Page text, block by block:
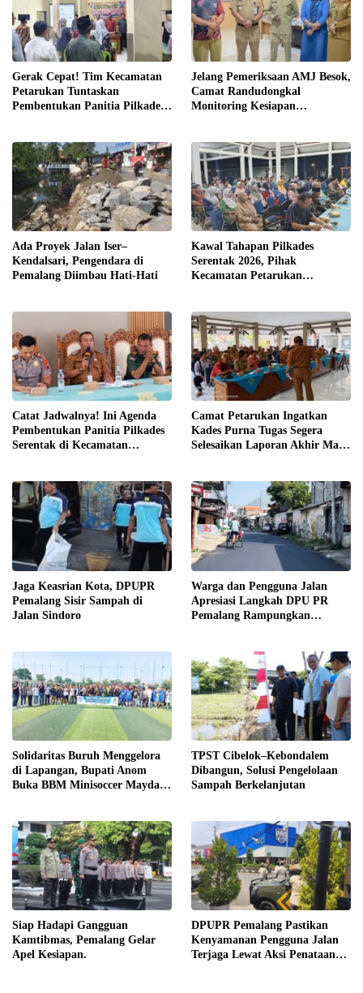
Gerak Cepat! Tim Kecamatan
Petarukan Tuntaskan
Pembentukan Panitia Pilkades
Jelang Pemeriksaan AMJ Besok,
Camat Randudongkal
Monitoring Kesiapan
Ada Proyek Jalan Iser–
Kendalsari, Pengendara di
Pemalang Diimbau Hati-Hati
Kawal Tahapan Pilkades
Serentak 2026, Pihak
Kecamatan Petarukan
Catat Jadwalnya! Ini Agenda
Pembentukan Panitia Pilkades
Serentak di Kecamatan
Camat Petarukan Ingatkan
Kades Purna Tugas Segera
Selesaikan Laporan Akhir Masa
Jaga Keasrian Kota, DPUPR
Pemalang Sisir Sampah di
Jalan Sindoro
Warga dan Pengguna Jalan
Apresiasi Langkah DPU PR
Pemalang Rampungkan
Solidaritas Buruh Menggelora
di Lapangan, Bupati Anom
Buka BBM Minisoccer Mayday
TPST Cibelok–Kebondalem
Dibangun, Solusi Pengelolaan
Sampah Berkelanjutan
Siap Hadapi Gangguan
Kamtibmas, Pemalang Gelar
Apel Kesiapan.
DPUPR Pemalang Pastikan
Kenyamanan Pengguna Jalan
Terjaga Lewat Aksi Penataan